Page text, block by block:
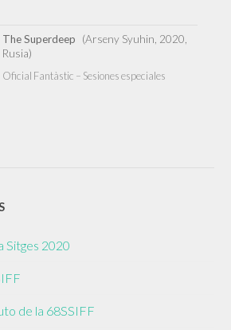
The Superdeep
(Arseny Syuhin, 2020,
Rusia)
Oficial Fantàstic – Sesiones especiales
Sitges 2020
de la 68SSIFF